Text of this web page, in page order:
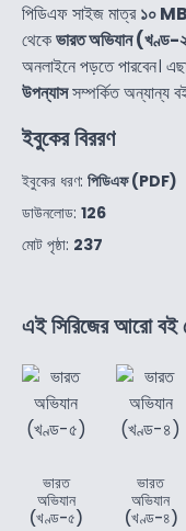
পিডিএফ সাইজ মাত্র১০ MB
থেকেভারত অভিযান
অনলাইনে পড়তে পারবেন।
উপন্যাসসম্পর্কিত অন্যান্য
ইবুকের বিররণ
ইবুকের ধরণ: পিডিএফ (PDF)
ডাউনলোড: 126
মোট পৃষ্ঠা: 237
এই সিরিজের আরো বই
ভারত
অভিযান
(খণ্ড-৫)
ভারত
অভিযান
(খণ্ড-৪)